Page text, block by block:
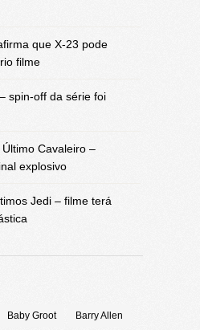
que X-23 pode
filme
spin-off da série foi
Cavaleiro –
explosivo
Jedi – filme terá
Baby Groot Barry Allen